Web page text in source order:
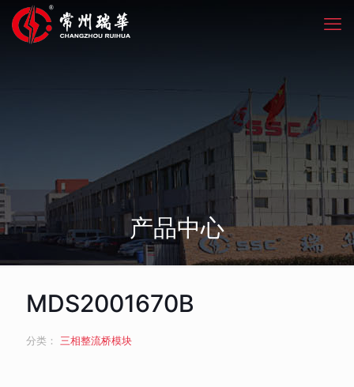
产品中心
MDS2001670B
分类： 三相整流桥模块